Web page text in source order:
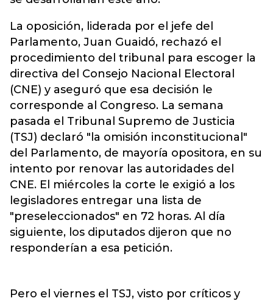
La oposición, liderada por el jefe del
Parlamento, Juan Guaidó, rechazó el
procedimiento del tribunal para escoger la
directiva del Consejo Nacional Electoral
(CNE) y aseguró que esa decisión le
corresponde al Congreso. La semana
pasada el Tribunal Supremo de Justicia
(TSJ) declaró "la omisión inconstitucional"
del Parlamento, de mayoría opositora, en su
intento por renovar las autoridades del
CNE. El miércoles la corte le exigió a los
legisladores entregar una lista de
"preseleccionados" en 72 horas. Al día
siguiente, los diputados dijeron que no
responderían a esa petición.
Pero el viernes el TSJ, visto por críticos y